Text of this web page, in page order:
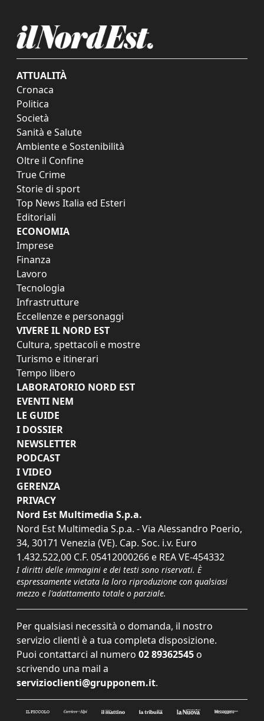
ATTUALITÀ
Cronaca
Politica
Società
Sanità e Salute
Ambiente e Sostenibilità
Oltre il Confine
True Crime
Storie di sport
Top News Italia ed Esteri
Editoriali
ECONOMIA
Imprese
Finanza
Lavoro
Tecnologia
Infrastrutture
Eccellenze e personaggi
VIVERE IL NORD EST
Cultura, spettacoli e mostre
Turismo e itinerari
Tempo libero
LABORATORIO NORD EST
EVENTI NEM
LE GUIDE
I DOSSIER
NEWSLETTER
PODCAST
I VIDEO
GERENZA
PRIVACY
Nord Est Multimedia S.p.a.
Nord Est Multimedia S.p.a. - Via Alessandro Poerio,
34, 30171 Venezia (VE). Cap. Soc. i.v. Euro
1.432.522,00 C.F. 05412000266 e REA VE-454332
I diritti delle immagini e dei testi sono riservati. È
espressamente vietata la loro riproduzione con qualsiasi
mezzo e l'adattamento totale o parziale.
Per qualsiasi necessità o domanda, il nostro
servizio clienti è a tua completa disposizione.
Puoi contattarci al numero 02 89362545 o
scrivendo una mail a
servizioclienti@grupponem.it.